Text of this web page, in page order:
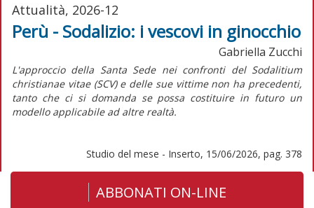
Attualità, 2026-12
Perù - Sodalizio: i vescovi in ginocchio
Gabriella Zucchi
L'approccio della Santa Sede nei confronti del Sodalitium
christianae vitae(SCV) e delle sue vittime non ha precedenti,
tanto che ci si domanda se possa costituire in futuro un
modello applicabile ad altre realtà.
Studio del mese - Inserto, 15/06/2026, pag. 378
ABBONATI ON-LINE